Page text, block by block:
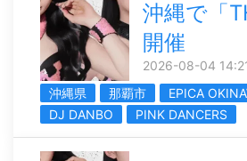
沖縄で「
開催
2026-08-04
沖縄県
那覇市
EPICA
DJ DANBO
PINK DANCERS